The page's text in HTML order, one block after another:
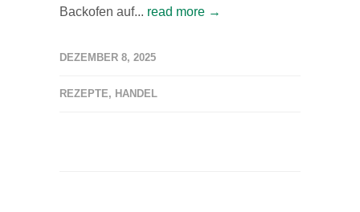
Backofen auf... read more →
DEZEMBER 8, 2025
REZEPTE, HANDEL